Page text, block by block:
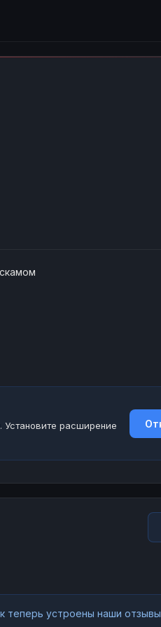
Установите расширение
теперь устроены наши